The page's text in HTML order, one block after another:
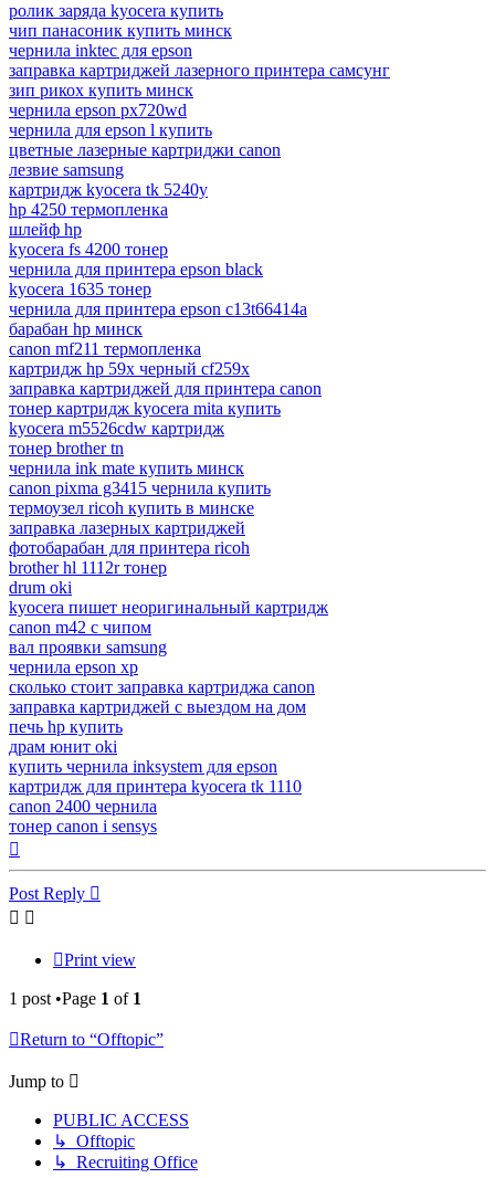
ролик заряда kyocera купить
чип панасоник купить минск
чернила inktec для epson
заправка картриджей лазерного принтера самсунг
зип рикох купить минск
чернила epson px720wd
чернила для epson l купить
цветные лазерные картриджи canon
лезвие samsung
картридж kyocera tk 5240y
hp 4250 термопленка
шлейф hp
kyocera fs 4200 тонер
чернила для принтера epson black
kyocera 1635 тонер
чернила для принтера epson c13t66414a
барабан hp минск
canon mf211 термопленка
картридж hp 59x черный cf259x
заправка картриджей для принтера canon
тонер картридж kyocera mita купить
kyocera m5526cdw картридж
тонер brother tn
чернила ink mate купить минск
canon pixma g3415 чернила купить
термоузел ricoh купить в минске
заправка лазерных картриджей
фотобарабан для принтера ricoh
brother hl 1112r тонер
drum oki
kyocera пишет неоригинальный картридж
canon m42 с чипом
вал проявки samsung
чернила epson xp
сколько стоит заправка картриджа canon
заправка картриджей с выездом на дом
печь hp купить
драм юнит oki
купить чернила inksystem для epson
картридж для принтера kyocera tk 1110
canon 2400 чернила
тонер canon i sensys
Post Reply
Print view
1 post •Page 1 of 1
Return to “Offtopic”
Jump to
PUBLIC ACCESS
↳ Offtopic
↳ Recruiting Office